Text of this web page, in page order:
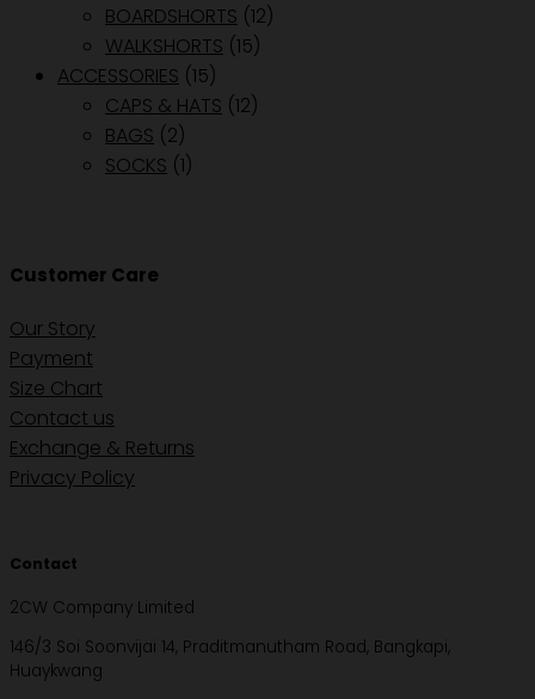
BOARDSHORTS (12)
WALKSHORTS (15)
ACCESSORIES (15)
CAPS & HATS (12)
BAGS (2)
SOCKS (1)
Customer Care
Our Story
Payment
Size Chart
Contact us
Exchange & Returns
Privacy Policy
Contact
2CW Company Limited
146/3 Soi Soonvijai 14, Praditmanutham Road, Bangkapi,
Huaykwang